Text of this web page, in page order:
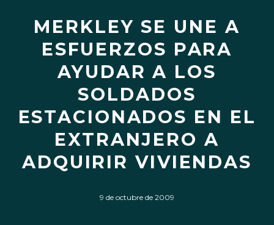
MERKLEY SE UNE A
ESFUERZOS PARA
AYUDAR A LOS
SOLDADOS
ESTACIONADOS EN EL
EXTRANJERO A
ADQUIRIR VIVIENDAS
9 de octubre de 2009